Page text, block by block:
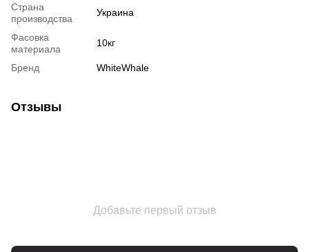
Страна
производства
Украина
Фасовка
материала
10кг
Бренд WhiteWhale
Отзывы
Добавьте первый отзыв